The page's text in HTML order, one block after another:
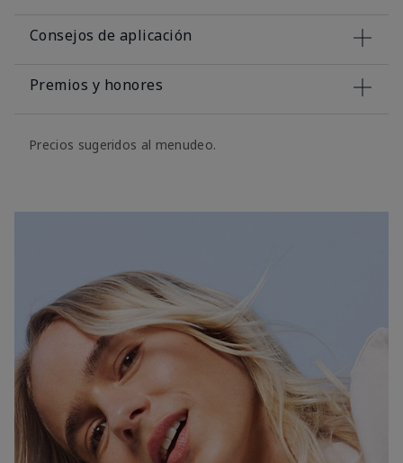
Consejos de aplicación
Premios y honores
Precios sugeridos al menudeo.